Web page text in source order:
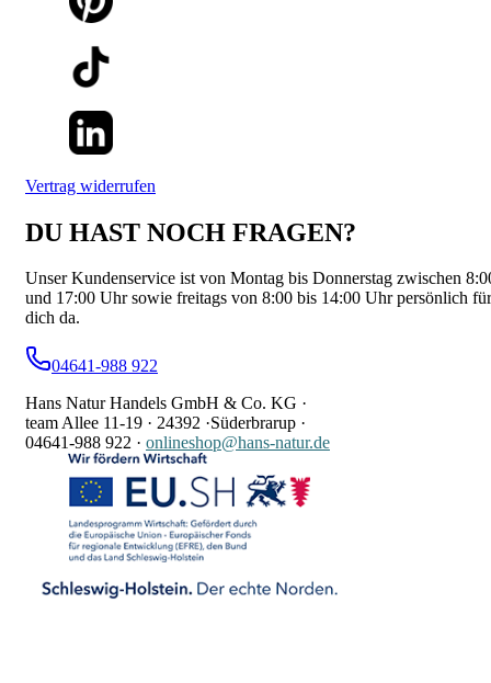
Vertrag widerrufen
DU HAST NOCH FRAGEN?
Unser Kundenservice ist von Montag bis Donnerstag zwischen
und 17:00 Uhr sowie freitags von 8:00 bis 14:00 Uhr persönlich für
dich da.
04641-988 922
Hans Natur Handels GmbH & Co. KG ·
team Allee 11-19 · 24392 ·Süderbrarup ·
04641-988 922 · onlineshop@hans-natur.de